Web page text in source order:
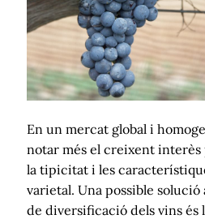
En un mercat global i
notar més el creixent interès
la tipicitat i les
varietal. Una possible solució
de diversificació dels vins és